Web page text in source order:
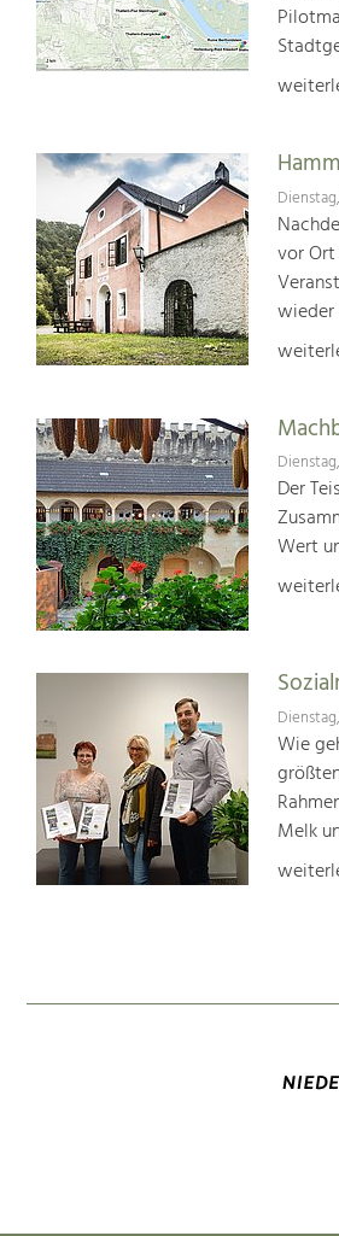
vor
wieder
Der
Wert
Wie
Melk